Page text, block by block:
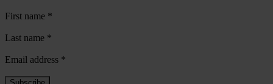
First name *
Last name *
Email address *